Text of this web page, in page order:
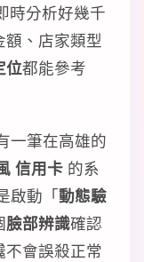
時分析好幾千
、店家類型
位都能參考
一筆在高雄的
信用卡 的系
啟動「動態驗
臉部辨識確認
不會誤殺正常